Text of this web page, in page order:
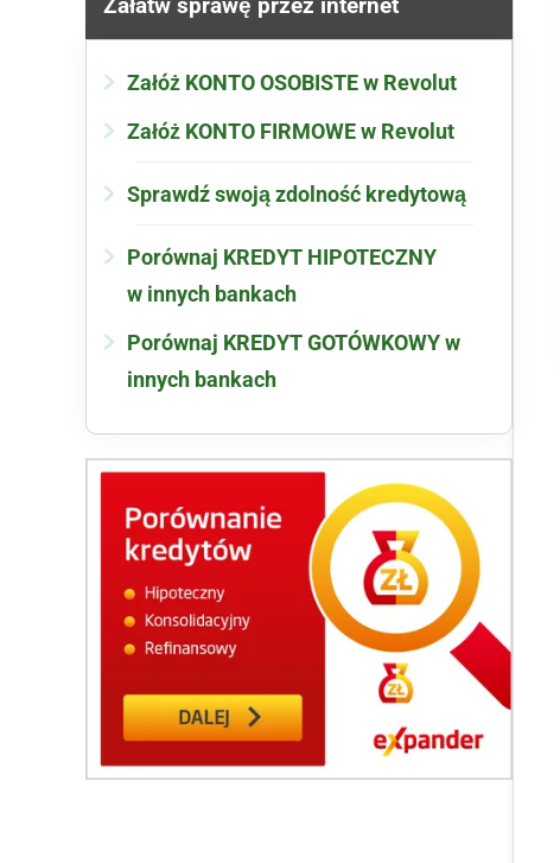
Załatw sprawę przez internet
Załóż KONTO OSOBISTE w Revolut
Załóż KONTO FIRMOWE w Revolut
Sprawdź swoją zdolność kredytową
Porównaj KREDYT HIPOTECZNY
w innych bankach
Porównaj KREDYT GOTÓWKOWY w
innych bankach